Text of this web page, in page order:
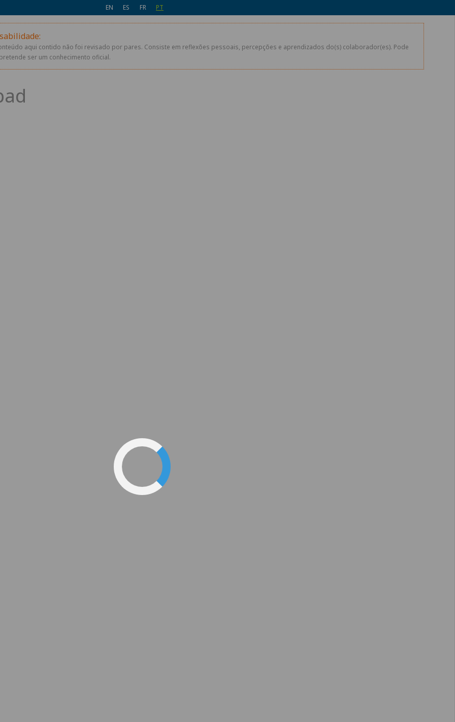
EN ES FR PT
aqui contido não foi revisado por pares. Consiste em reflexões pessoais, percepções e aprendizados do(s) colaborador(es). Pode
ser um conhecimento oficial.